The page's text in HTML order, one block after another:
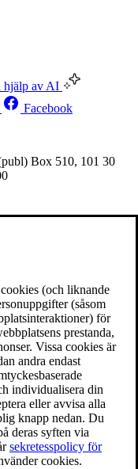
hjälp av AI
Facebook
Box 510, 101 30
(och liknande
(såsom
för
prestanda,
Vissa cookies är
andra endast
individualisera din
eller avvisa alla
knapp nedan. Du
deras syften via
sekretesspolicy för
cookies.